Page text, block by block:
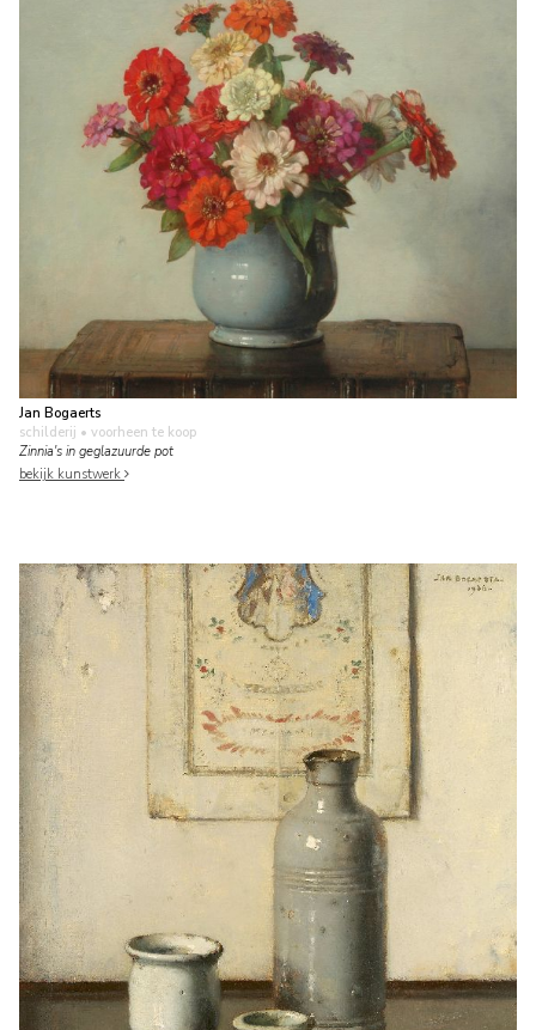
Jan Bogaerts
schilderij • voorheen te koop
Zinnia's in geglazuurde pot
bekijk kunstwerk